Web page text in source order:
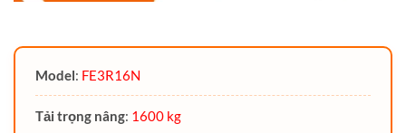
Model: FE3R16N
Tải trọng nâng: 1600 kg